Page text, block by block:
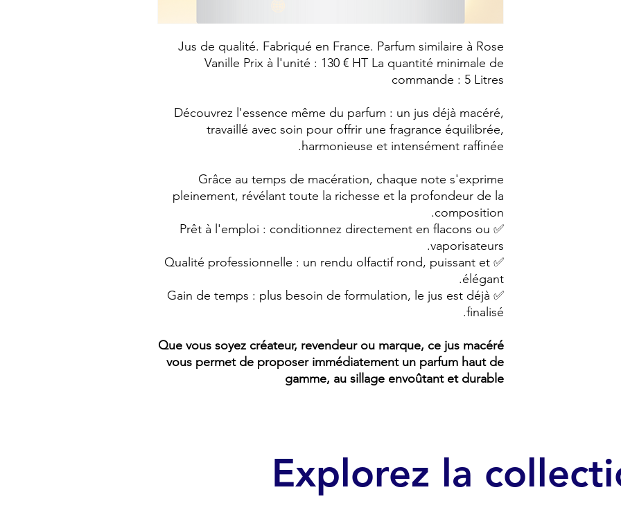
Jus de qualité. Fabriqué en France. Parfum similaire à Rose
Vanille Prix à l'unité : 130 € HT La quantité minimale de
commande : 5 Litres
Découvrez l'essence même du parfum : un jus déjà macéré,
travaillé avec soin pour offrir une fragrance équilibrée,
harmonieuse et intensément raffinée.
Grâce au temps de macération, chaque note s'exprime
pleinement, révélant toute la richesse et la profondeur de la
composition.
✅ Prêt à l'emploi : conditionnez directement en flacons ou
vaporisateurs.
✅ Qualité professionnelle : un rendu olfactif rond, puissant et
élégant.
✅ Gain de temps : plus besoin de formulation, le jus est déjà
finalisé.
Que vous soyez créateur, revendeur ou marque, ce jus macéré
vous permet de proposer immédiatement un parfum haut de
gamme, au sillage envoûtant et durable
Explorez la